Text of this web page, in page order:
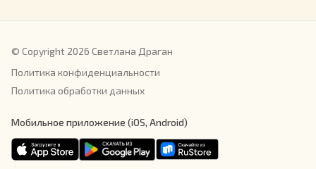
© Copyright 2026 Светлана Драган
Политика конфиденциальности
Политика обработки данных
Мобильное приложение (iOS, Android)